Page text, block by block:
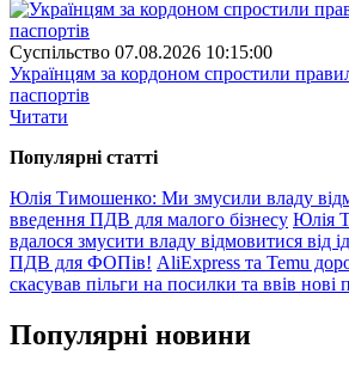
Суспiльство 07.08.2026 10:15:00
Українцям за кордоном спростили
паспортів
Читати
Популярнi статтi
Юлія Тимошенко: Ми змусили владу
введення ПДВ для малого бізнесу Юлія
вдалося змусити владу відмовитися від
ПДВ для ФОПів! AliExpress та Temu
скасував пільги на посилки та ввів нові
Популярнi новини